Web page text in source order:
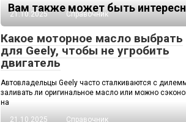
Вам также может быть
21.10.2025 Справочник
Какое моторное масло выбрать
для Geely, чтобы не угробить
двигатель
Автовладельцы Geely часто сталкиваются с
заливать ли оригинальное масло или можно
на
21.10.2025
Справочник